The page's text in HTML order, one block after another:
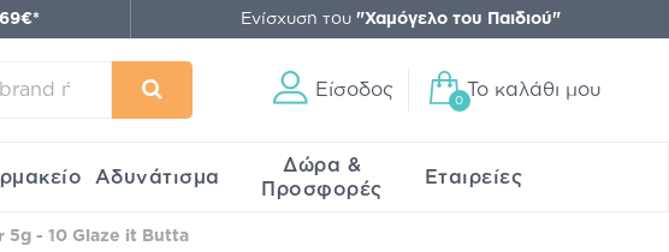
Ενίσχυση του "Χαμόγελο του Παιδιού"
Είσοδος
0
Το καλάθι μου
Αδυνάτισμα
Δώρα &
Προσφορές
Εταιρείες
5g - 10 Glaze it Butta